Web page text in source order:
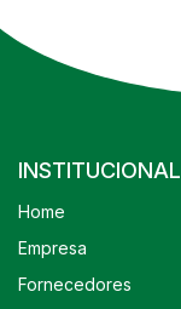
INSTITUCIONAL
Home
Empresa
Fornecedores